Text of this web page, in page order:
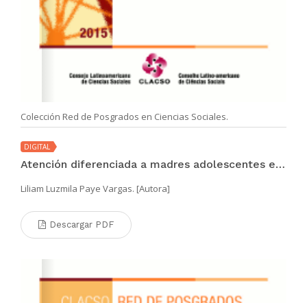
Colección Red de Posgrados en Ciencias Sociales.
DIGITAL
Atención diferenciada a madres adolescentes en el Hospital
Liliam Luzmila Paye Vargas. [Autora]
Descargar PDF